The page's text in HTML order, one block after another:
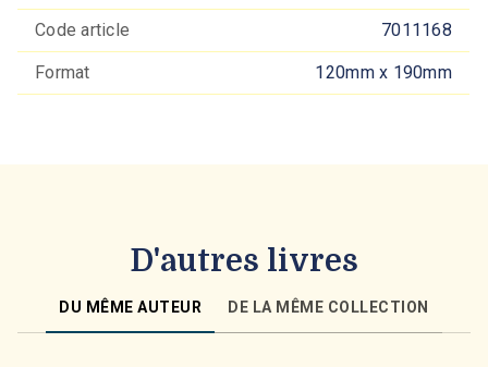
Code article 7011168
Format 120mm x 190mm
D'autres livres
DU MÊME AUTEUR DE LA MÊME COLLECTION